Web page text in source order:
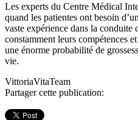
Les experts du Centre Médical
quand les patientes ont besoin
vaste expérience dans la
constamment leurs compétences
une énorme probabilité de
vie.
VittoriaVitaTeam
Partager cette publication: